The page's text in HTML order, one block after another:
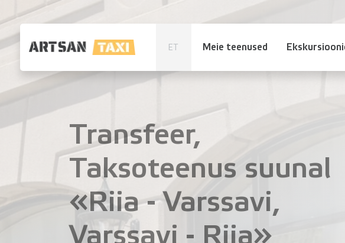
ET Meie teenused
Transfeer,
Taksoteenus suunal
«Riia - Varssavi,
Varssavi - Riia»